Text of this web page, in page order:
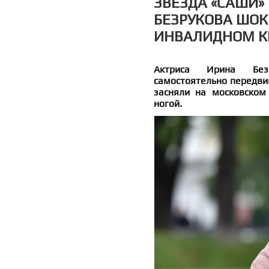
БЕЗРУКОВА
ИНВАЛИДНОМ
Актриса Ирина
самостоятельно
засняли на
ногой.